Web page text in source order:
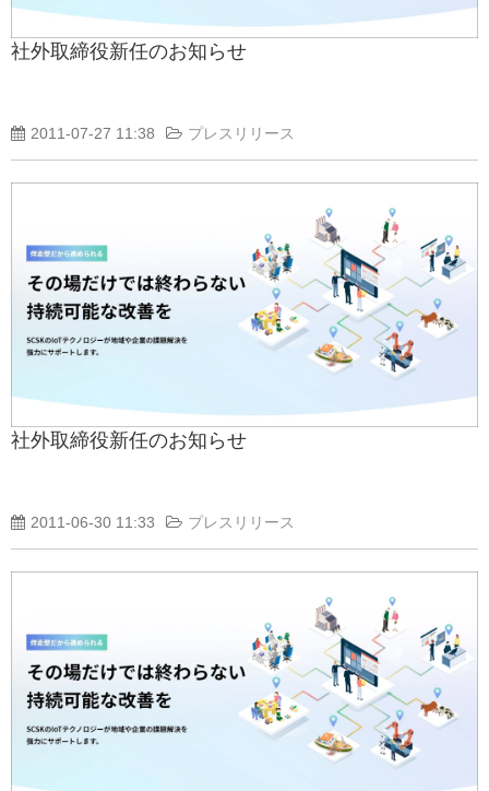
社外取締役新任のお知らせ
2011-07-27 11:38 プレスリリース
社外取締役新任のお知らせ
2011-06-30 11:33 プレスリリース